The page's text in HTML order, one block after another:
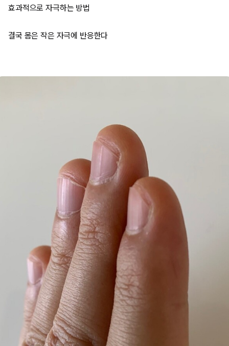
효과적으로 자극하는 방법
결국 몸은 작은 자극에 반응한다